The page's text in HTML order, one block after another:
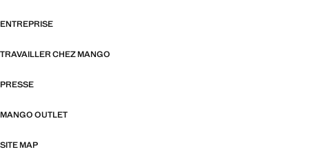
ENTREPRISE
TRAVAILLER CHEZ MANGO
PRESSE
MANGO OUTLET
SITE MAP